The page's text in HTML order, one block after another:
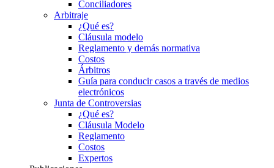
Conciliadores
Arbitraje
¿Qué es?
Cláusula modelo
Reglamento y demás normativa
Costos
Árbitros
Guía para conducir casos a través de medios
electrónicos
Junta de Controversias
¿Qué es?
Cláusula Modelo
Reglamento
Costos
Expertos